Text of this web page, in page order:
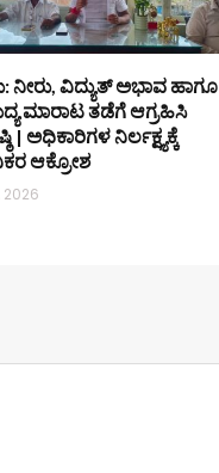
ನೀರು, ವಿದ್ಯುತ್ ಅಭಾವ ಹಾಗೂ
ಮಾರಾಟ ತಡೆಗೆ ಆಗ್ರಹಿಸಿ
| ಅಧಿಕಾರಿಗಳ ನಿರ್ಲಕ್ಷ್ಯಕ್ಕೆ
ಆಕ್ರೋಶ